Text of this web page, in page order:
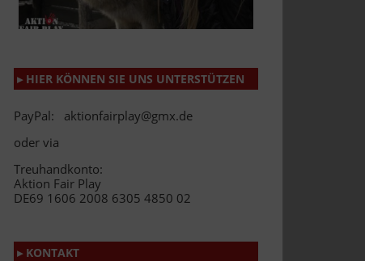
▸ HIER KÖNNEN SIE UNS UNTERSTÜTZEN
PayPal: aktionfairplay@gmx.de
oder via
Treuhandkonto:
Aktion Fair Play
DE69 1606 2008 6305 4850 02
▸ KONTAKT